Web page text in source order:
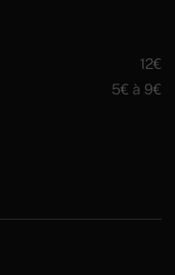
12€
5€ à 9€